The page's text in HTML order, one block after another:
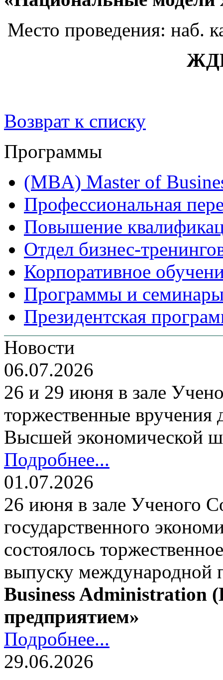
Место проведения: наб.
Возврат к списку
Программы
(MBA) Master of
Профессиональная
Повышение
Отдел бизнес-
Корпоративное
Программы и
Президентская
Новости
06.07.2026
26 и 29 июня в зале
торжественные
Высшей экономической
Подробнее...
01.07.2026
26 июня в зале Ученого
государственного
состоялось
выпуску
Business Administration
предприятием»
Подробнее...
29.06.2026